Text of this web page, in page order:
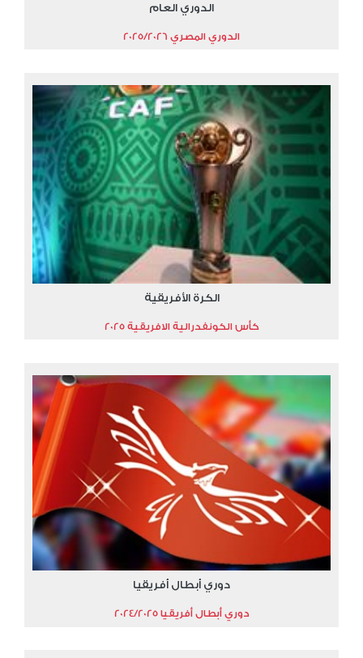
الدوري العام
الدوري المصري 2025/2026
الكرة الأفريقية
كأس الكونفدرالية الافريقية 2025
دوري أبطال أفريقيا
دوري أبطال أفريقيا 2024/2025